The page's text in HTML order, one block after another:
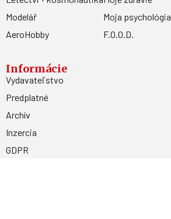
Modelář
AeroHobby
Moja psychológia
F.O.O.D.
Informácie
Vydavateľstvo
Predplatné
Archív
Inzercia
GDPR